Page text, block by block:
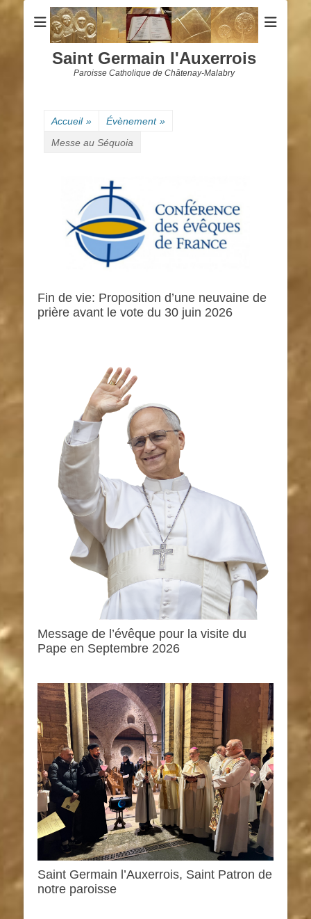
Saint Germain l'Auxerrois
Paroisse Catholique de Châtenay-Malabry
Accueil » Évènement »
Messe au Séquoia
Fin de vie: Proposition d’une neuvaine de
prière avant le vote du 30 juin 2026
Message de l’évêque pour la visite du
Pape en Septembre 2026
Saint Germain l’Auxerrois, Saint Patron de
notre paroisse